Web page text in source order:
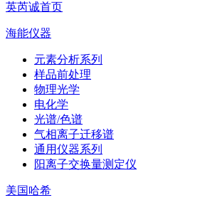
英芮诚首页
海能仪器
元素分析系列
样品前处理
物理光学
电化学
光谱/色谱
气相离子迁移谱
通用仪器系列
阳离子交换量测定仪
美国哈希